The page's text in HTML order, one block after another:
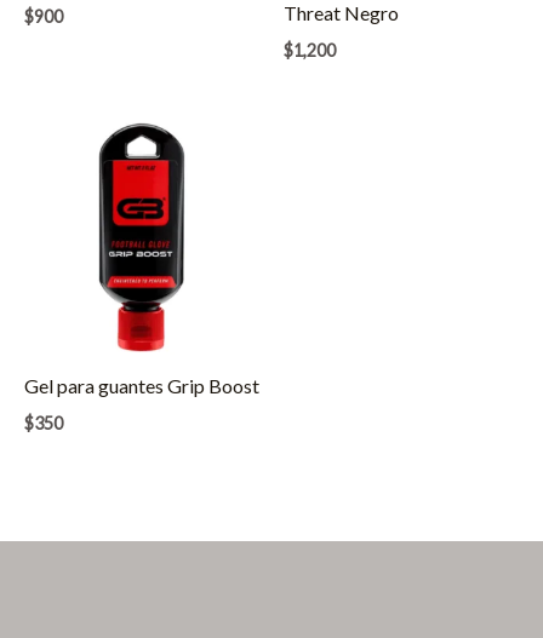
$900
Threat Negro
$1,200
Gel para guantes Grip Boost
$350